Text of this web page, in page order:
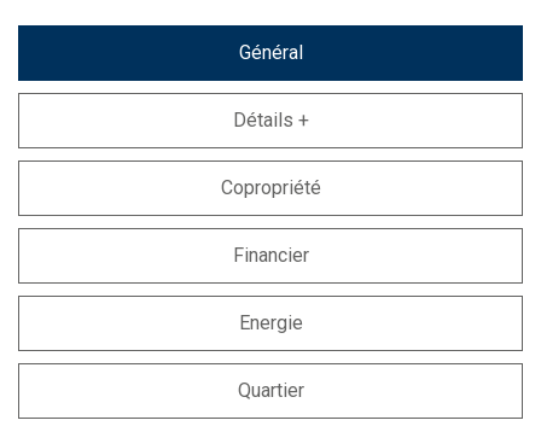
Général
Détails +
Copropriété
Financier
Energie
Quartier